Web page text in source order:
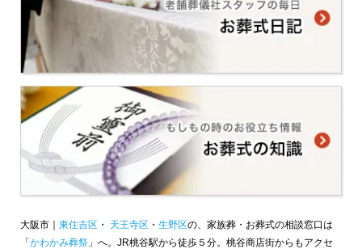
大阪市｜ 東住吉区 ・ 天王寺区 ・ 生野区の、家族葬・お葬式の相談窓口は
「かわかみ葬祭 」へ。JR桃谷駅から徒歩５分。桃谷商店街からもアクセ